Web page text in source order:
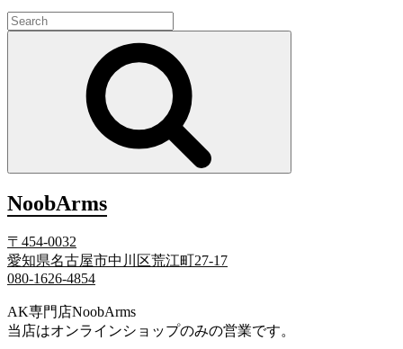
Search
for:
NoobArms
〒454-0032
愛知県名古屋市中川区荒江町27-17
080-1626-4854
AK専門店NoobArms
当店はオンラインショップのみの営業です。